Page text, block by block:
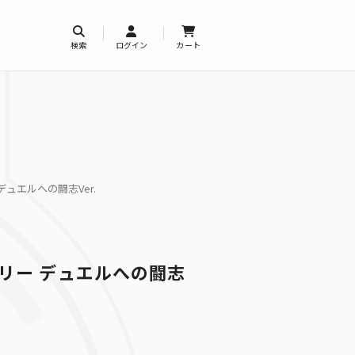
検索 ログイン カート
ュエルへの闘志Ver.
ー デュエルへの闘志